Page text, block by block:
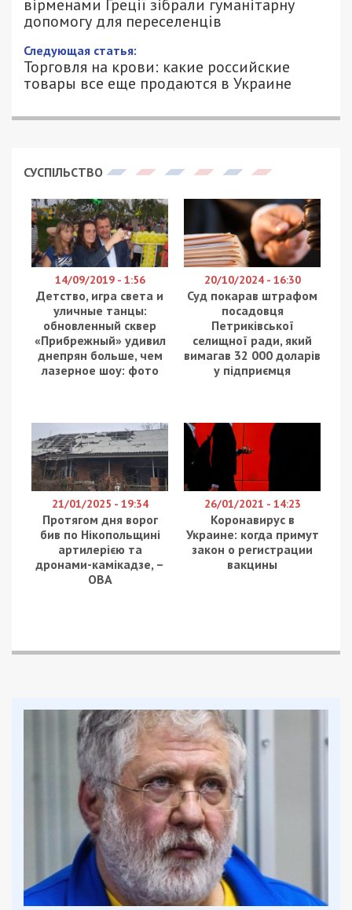
вірменами Греції зібрали гуманітарну
допомогу для переселенців
Следующая статья:
Торговля на крови: какие российские
товары все еще продаются в Украине
СУСПІЛЬСТВО
14/09/2019 - 1:56
Детство, игра света и
уличные танцы:
обновленный сквер
«Прибрежный» удивил
днепрян больше, чем
лазерное шоу: фото
20/10/2024 - 16:30
Суд покарав штрафом
посадовця
Петриківської
селищної ради, який
вимагав 32 000 доларів
у підприємця
21/01/2025 - 19:34
Протягом дня ворог
бив по Нікопольщині
артилерією та
дронами-камікадзе, –
ОВА
26/01/2021 - 14:23
Коронавирус в
Украине: когда примут
закон о регистрации
вакцины